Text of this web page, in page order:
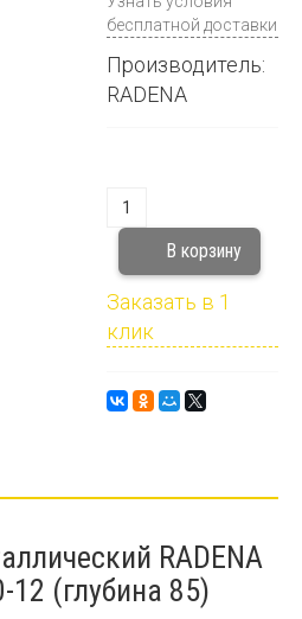
бесплатной доставки
Производитель:
RADENA
Заказать в 1
клик
RADENA
12 (глубина 85)